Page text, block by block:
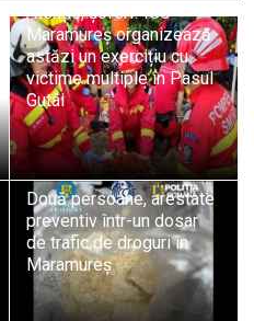
Atenție, șoferi! ISU
Maramureș organizează
astăzi un exercițiu cu
victime multiple în Pasul
Gutâi
Două persoane, arestate
preventiv într-un dosar
de trafic de droguri în
Maramureș